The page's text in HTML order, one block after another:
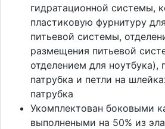
гидратационной системы,
пластиковую фурнитуру
питьевой системы,
размещения питьевой
отделением для ноутбука),
патрубка и петли на
патрубка
Укомплектован боковыми
выполнеными на 50% из